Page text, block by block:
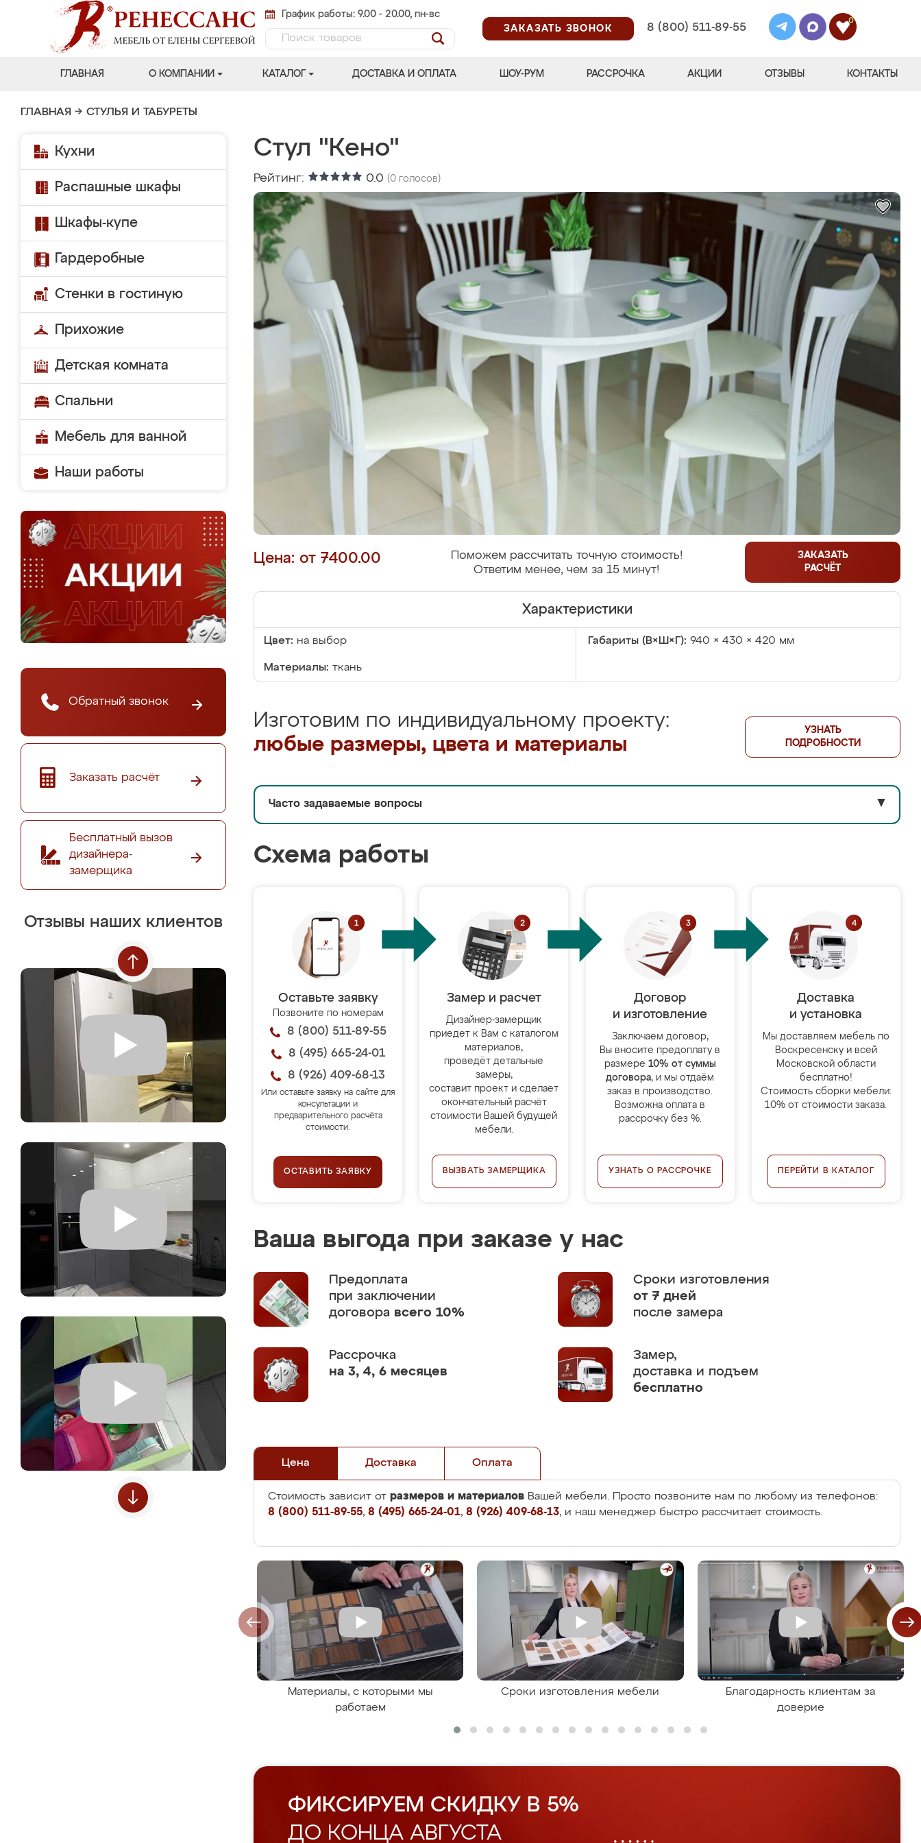
График работы: 9.00 - 20.00, пн-вс
ЗАКАЗАТЬ ЗВОНОК
8 (800) 511-89-55
0
ГЛАВНАЯ О КОМПАНИИ КАТАЛОГ ДОСТАВКА И ОПЛАТА ШОУ-РУМ РАССРОЧКА АКЦИИ ОТЗЫВЫ КОНТАКТЫ
ГЛАВНАЯ → СТУЛЬЯ И ТАБУРЕТЫ
Кухни
Распашные шкафы
Шкафы-купе
Гардеробные
Стенки в гостиную
Прихожие
Детская комната
Спальни
Мебель для ванной
Наши работы
Обратный звонок
Заказать расчёт
Бесплатный вызов
дизайнера-
замерщика
Отзывы наших клиентов
Стул "Кено"
Рейтинг: 0.0 (0 голосов)
Цена: от 7400.00
Поможем рассчитать точную стоимость!
Ответим менее, чем за 15 минут!
ЗАКАЗАТЬ
РАСЧЁТ
Характеристики
Цвет: на выбор Габариты (В×Ш×Г): 940 × 430 × 420 мм
Материалы: ткань
Изготовим по индивидуальному проекту:
любые размеры, цвета и материалы
УЗНАТЬ
ПОДРОБНОСТИ
Часто задаваемые вопросы ▼
Схема работы
Оставьте заявку
Позвоните по номерам
8 (800) 511-89-55
8 (495) 665-24-01
8 (926) 409-68-13
Или оставьте заявку на сайте для
консультации и
предварительного расчёта
стоимости.
ОСТАВИТЬ ЗАЯВКУ
Замер и расчет
Дизайнер-замерщик
приедет к Вам с каталогом
материалов,
проведёт детальные
замеры,
составит проект и сделает
окончательный расчёт
стоимости Вашей будущей
мебели.
ВЫЗВАТЬ ЗАМЕРЩИКА
Договор
и изготовление
Заключаем договор,
Вы вносите предоплату в
размере 10% от суммы
договора, и мы отдаём
заказ в производство.
Возможна оплата в
рассрочку без %.
УЗНАТЬ О РАССРОЧКЕ
Доставка
и установка
Мы доставляем мебель по
Воскресенску и всей
Московской области
бесплатно!
Стоимость сборки мебели:
10% от стоимости заказа.
ПЕРЕЙТИ В КАТАЛОГ
Ваша выгода при заказе у нас
Предоплата
при заключении
договора всего 10%
Сроки изготовления
от 7 дней
после замера
Рассрочка
на 3, 4, 6 месяцев
Замер,
доставка и подъем
бесплатно
Цена Доставка Оплата
Стоимость зависит от размеров и материалов Вашей мебели. Просто позвоните нам по любому из телефонов:
8 (800) 511-89-55, 8 (495) 665-24-01, 8 (926) 409-68-13, и наш менеджер быстро рассчитает стоимость.
Материалы, с которыми мы
работаем
Сроки изготовления мебели
Благодарность клиентам за
доверие
ФИКСИРУЕМ СКИДКУ В 5%
ДО КОНЦА АВГУСТА